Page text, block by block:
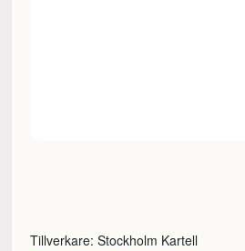
Tillverkare: Stockholm Kartell